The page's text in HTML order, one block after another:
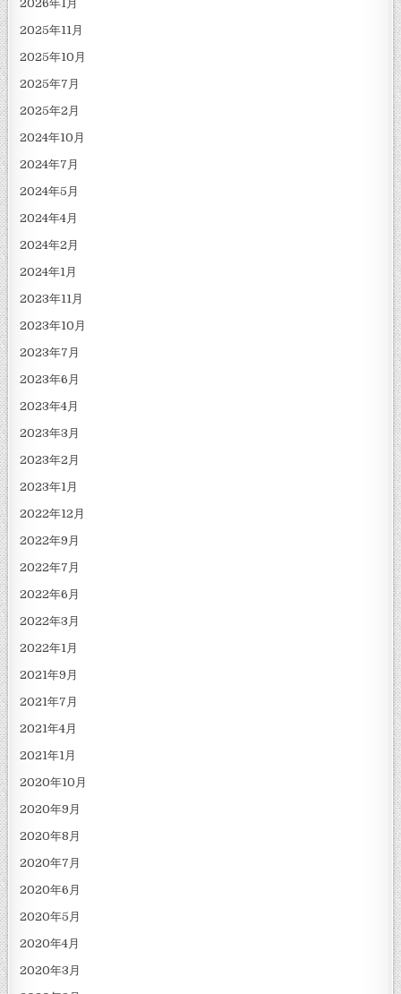
2026年1月
2025年11月
2025年10月
2025年7月
2025年2月
2024年10月
2024年7月
2024年5月
2024年4月
2024年2月
2024年1月
2023年11月
2023年10月
2023年7月
2023年6月
2023年4月
2023年3月
2023年2月
2023年1月
2022年12月
2022年9月
2022年7月
2022年6月
2022年3月
2022年1月
2021年9月
2021年7月
2021年4月
2021年1月
2020年10月
2020年9月
2020年8月
2020年7月
2020年6月
2020年5月
2020年4月
2020年3月